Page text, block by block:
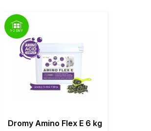
1-2 DNY
Dromy Amino Flex E 6 kg